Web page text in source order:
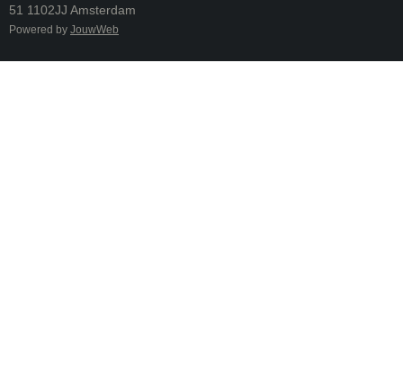
51 1102JJ Amsterdam
Powered by JouwWeb